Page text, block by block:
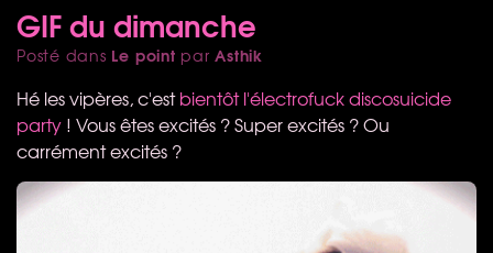
GIF du dimanche
Posté dans Le point parAsthik
Hé les vipères, c'estbientôt l'électrofuck discosuicide
party ! Vous êtes excités ? Super excités ? Ou
carrément excités ?